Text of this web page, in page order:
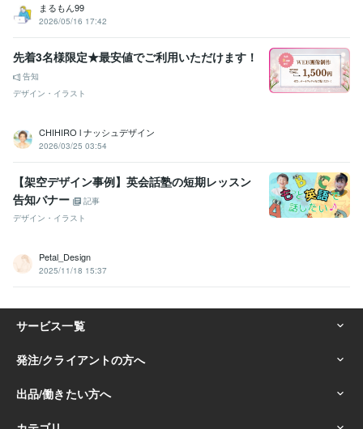
まるもん99
2026/05/16 17:42
先着3名様限定★最安値でご利用いただけます！
告知
デザイン・イラスト
CHIHIRO l ナッシュデザイン
2026/03/25 03:54
【架空デザイン事例】英会話塾の短期レッスン
告知バナー
記事
デザイン・イラスト
Petal_Design
2025/11/18 15:37